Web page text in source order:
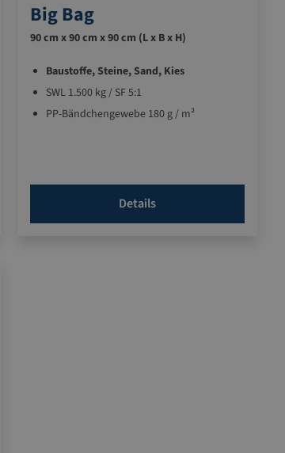
Big Bag
90 cm x 90 cm x 90 cm (L x B x H)
Baustoffe, Steine, Sand, Kies
SWL 1.500 kg / SF 5:1
PP-Bändchengewebe 180 g / m²
Details